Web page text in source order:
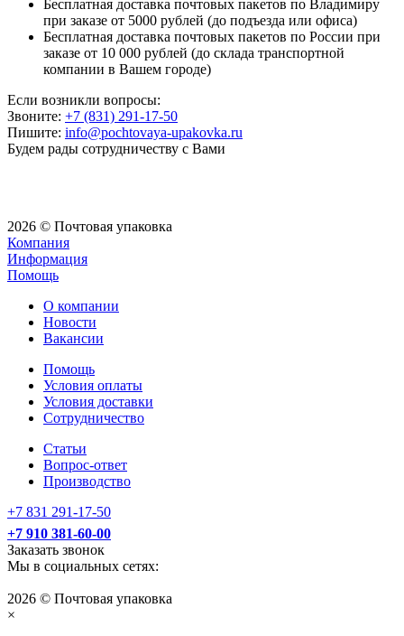
Бесплатная доставка почтовых пакетов по Владимиру
при заказе от 5000 рублей (до подъезда или офиса)
Бесплатная доставка почтовых пакетов по России при
заказе от 10 000 рублей (до склада транспортной
компании в Вашем городе)
Если возникли вопросы:
Звоните: +7 (831) 291-17-50
Пишите: info@pochtovaya-upakovka.ru
Будем рады сотрудничеству с Вами
2026 © Почтовая упаковка
Компания
Информация
Помощь
О компании
Новости
Вакансии
Помощь
Условия оплаты
Условия доставки
Сотрудничество
Статьи
Вопрос-ответ
Производство
+7 831 291-17-50
+7 910 381-60-00
Заказать звонок
Мы в социальных сетях:
2026 © Почтовая упаковка
×